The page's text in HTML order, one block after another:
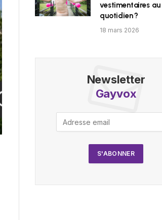
vestimentaires au
quotidien ?
18 mars 2026
Newsletter
Gayvox